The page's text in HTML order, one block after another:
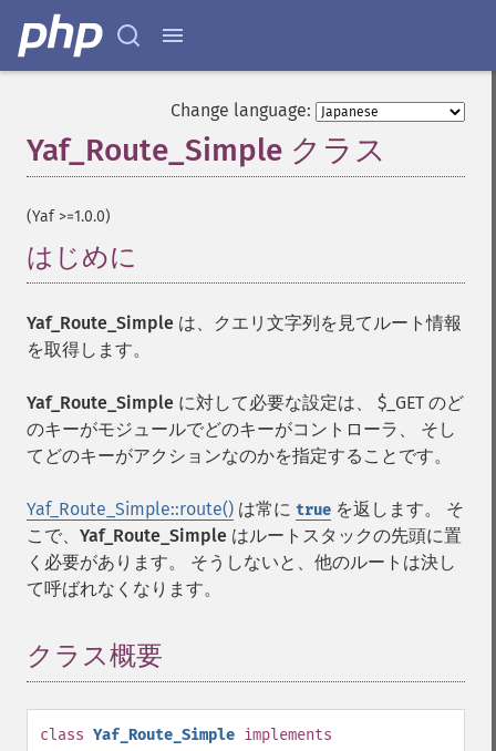
Change language:
Yaf_Route_Simple クラス
(Yaf >=1.0.0)
はじめに
Yaf_Route_Simple は、クエリ文字列を見てルート情報
を取得します。
Yaf_Route_Simple に対して必要な設定は、 $_GET のど
のキーがモジュールでどのキーがコントローラ、 そし
てどのキーがアクションなのかを指定することです。
Yaf_Route_Simple::route() は常に true を返します。 そ
こで、 Yaf_Route_Simple はルートスタックの先頭に置
く必要があります。 そうしないと、他のルートは決し
て呼ばれなくなります。
クラス概要
class Yaf_Route_Simple implements